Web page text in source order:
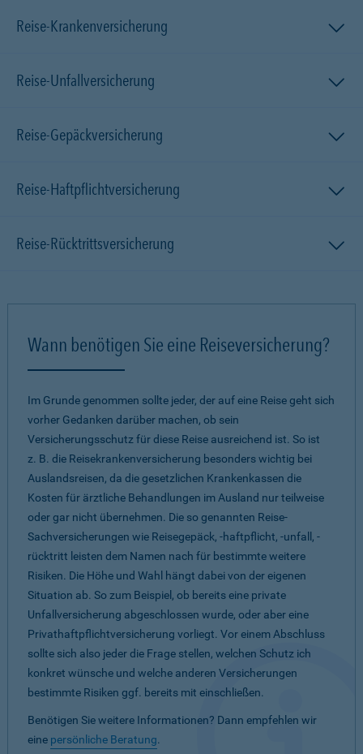
Reise-Krankenversicherung
Reise-Unfallversicherung
Reise-Gepäckversicherung
Reise-Haftpflichtversicherung
Reise-Rücktrittsversicherung
Wann benötigen Sie eine Reiseversicherung?
Im Grunde genommen sollte jeder, der auf eine Reise geht sich
vorher Gedanken darüber machen, ob sein
Versicherungsschutz für diese Reise ausreichend ist. So ist
z. B. die Reisekrankenversicherung besonders wichtig bei
Auslandsreisen, da die gesetzlichen Krankenkassen die
Kosten für ärztliche Behandlungen im Ausland nur teilweise
oder gar nicht übernehmen. Die so genannten Reise-
Sachversicherungen wie Reisegepäck, -haftpflicht, -unfall, -
rücktritt leisten dem Namen nach für bestimmte weitere
Risiken. Die Höhe und Wahl hängt dabei von der eigenen
Situation ab. So zum Beispiel, ob bereits eine private
Unfallversicherung abgeschlossen wurde, oder aber eine
Privathaftpflichtversicherung vorliegt. Vor einem Abschluss
sollte sich also jeder die Frage stellen, welchen Schutz ich
konkret wünsche und welche anderen Versicherungen
bestimmte Risiken ggf. bereits mit einschließen.
Benötigen Sie weitere Informationen? Dann empfehlen wir
eine persönliche Beratung.